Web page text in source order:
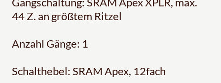
44 Z. an größtem Ritzel
Anzahl Gänge: 1
Schalthebel: SRAM Apex, 12fach